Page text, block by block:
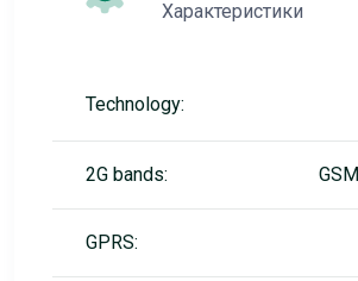
Характеристики
Technology:
2G bands:
GPRS: